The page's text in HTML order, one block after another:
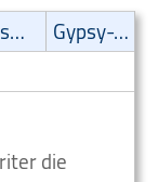
Volksmuziek
Gypsy-Jazz
die